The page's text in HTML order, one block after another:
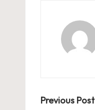
Post
Previous Post